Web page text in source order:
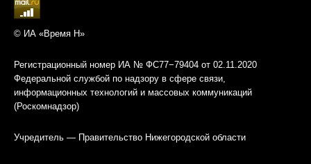
© ИА «Время Н»
Регистрационный номер ИА № ФС77−79404 от 02.11.2020
Федеральной службой по надзору в сфере связи,
информационных технологий и массовых коммуникаций
(Роскомнадзор)
Учредитель — Правительство Нижегородской области